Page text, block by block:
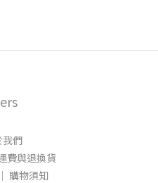
們
與退換貨
購物須知